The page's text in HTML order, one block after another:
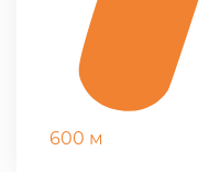
600 м